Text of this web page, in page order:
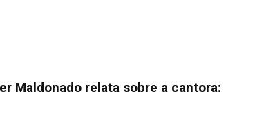
Maldonado relata sobre a cantora: